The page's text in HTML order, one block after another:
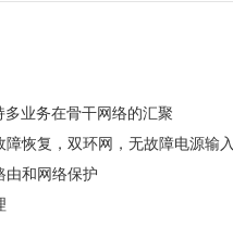
多业务在骨干网络的汇聚
障恢复，双环网，无故障电源输入
由和网络保护